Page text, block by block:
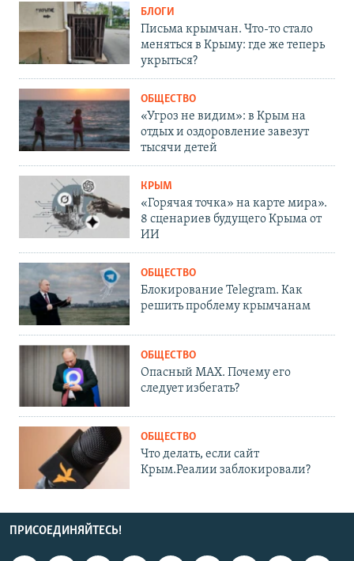
БЛОГИ
Письма крымчан. Что-то стало
меняться в Крыму: где же теперь
укрыться?
ОБЩЕСТВО
«Угроз не видим»: в Крым на
отдых и оздоровление завезут
тысячи детей
КРЫМ
«Горячая точка» на карте мира».
8 сценариев будущего Крыма от
ИИ
ОБЩЕСТВО
Блокирование Telegram. Как
решить проблему крымчанам
ОБЩЕСТВО
Опасный MAX. Почему его
следует избегать?
ОБЩЕСТВО
Что делать, если сайт
Крым.Реалии заблокировали?
ПРИСОЕДИНЯЙТЕСЬ!